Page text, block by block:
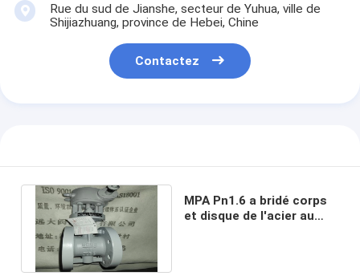
Rue du sud de Jianshe, secteur de Yuhua, ville de
Shijiazhuang, province de Hebei, Chine
Contactez
MPA Pn1.6 a bridé corps
et disque de l'acier au